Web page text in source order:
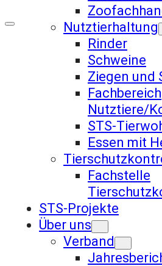
Nutztierhaltung
Rinder
Schweine
Ziegen und
Fachbereich
Nutztiere/
STS-
Essen mit
Fachstelle
STS-Projekte
Über uns
Verband